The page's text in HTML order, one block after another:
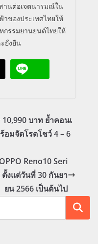
านต่อเจตนารมณ์ใน
ของประเทศไทยให้
กรรมยานยนต์ไทยให้
ยั่งยืน
10,990 บาท ย้ำคอนเ
อมจัดโรดโชว์ 4 – 6
Reno10 Seri
ตั้งแต่วันที่ 30 กันยา
ยน 2566 เป็นต้นไป